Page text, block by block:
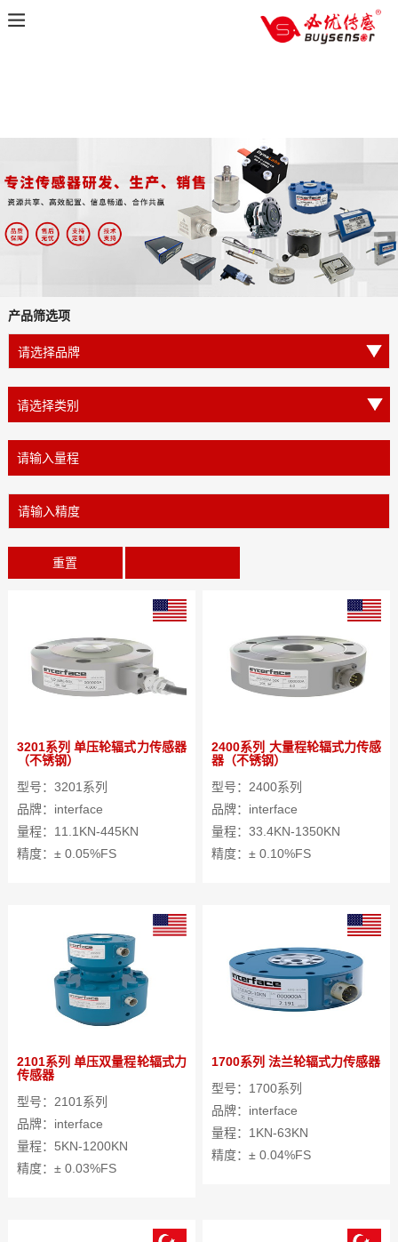
产品筛选项
重置
3201系列 单压轮辐式力传感器
（不锈钢）
型号：3201系列
品牌：interface
量程：11.1KN-445KN
精度：± 0.05%FS
2400系列 大量程轮辐式力传感
器（不锈钢）
型号：2400系列
品牌：interface
量程：33.4KN-1350KN
精度：± 0.10%FS
2101系列 单压双量程轮辐式力
传感器
型号：2101系列
品牌：interface
量程：5KN-1200KN
精度：± 0.03%FS
1700系列 法兰轮辐式力传感器
型号：1700系列
品牌：interface
量程：1KN-63KN
精度：± 0.04%FS